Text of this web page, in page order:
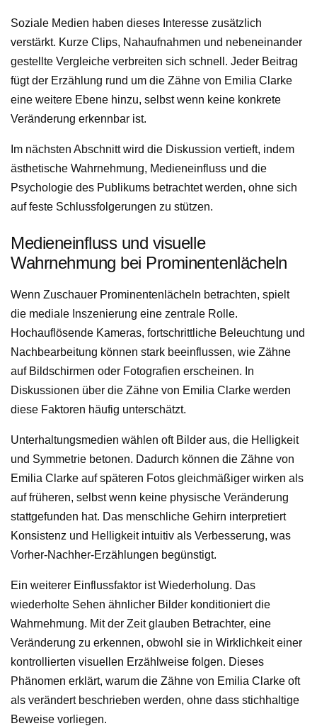
Soziale Medien haben dieses Interesse zusätzlich
verstärkt. Kurze Clips, Nahaufnahmen und nebeneinander
gestellte Vergleiche verbreiten sich schnell. Jeder Beitrag
fügt der Erzählung rund um die Zähne von Emilia Clarke
eine weitere Ebene hinzu, selbst wenn keine konkrete
Veränderung erkennbar ist.
Im nächsten Abschnitt wird die Diskussion vertieft, indem
ästhetische Wahrnehmung, Medieneinfluss und die
Psychologie des Publikums betrachtet werden, ohne sich
auf feste Schlussfolgerungen zu stützen.
Medieneinfluss und visuelle
Wahrnehmung bei Prominentenlächeln
Wenn Zuschauer Prominentenlächeln betrachten, spielt
die mediale Inszenierung eine zentrale Rolle.
Hochauflösende Kameras, fortschrittliche Beleuchtung und
Nachbearbeitung können stark beeinflussen, wie Zähne
auf Bildschirmen oder Fotografien erscheinen. In
Diskussionen über die Zähne von Emilia Clarke werden
diese Faktoren häufig unterschätzt.
Unterhaltungsmedien wählen oft Bilder aus, die Helligkeit
und Symmetrie betonen. Dadurch können die Zähne von
Emilia Clarke auf späteren Fotos gleichmäßiger wirken als
auf früheren, selbst wenn keine physische Veränderung
stattgefunden hat. Das menschliche Gehirn interpretiert
Konsistenz und Helligkeit intuitiv als Verbesserung, was
Vorher-Nachher-Erzählungen begünstigt.
Ein weiterer Einflussfaktor ist Wiederholung. Das
wiederholte Sehen ähnlicher Bilder konditioniert die
Wahrnehmung. Mit der Zeit glauben Betrachter, eine
Veränderung zu erkennen, obwohl sie in Wirklichkeit einer
kontrollierten visuellen Erzählweise folgen. Dieses
Phänomen erklärt, warum die Zähne von Emilia Clarke oft
als verändert beschrieben werden, ohne dass stichhaltige
Beweise vorliegen.